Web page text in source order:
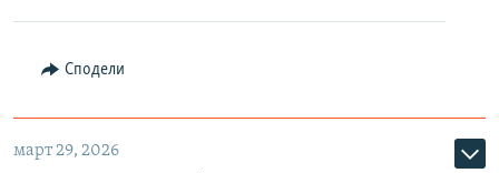
Сподели
март 29, 2026